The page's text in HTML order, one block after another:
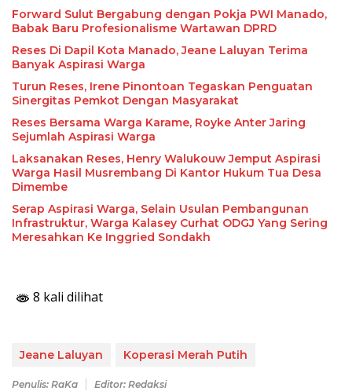
Forward Sulut Bergabung dengan Pokja PWI Manado,
Babak Baru Profesionalisme Wartawan DPRD
Reses Di Dapil Kota Manado, Jeane Laluyan Terima
Banyak Aspirasi Warga
Turun Reses, Irene Pinontoan Tegaskan Penguatan
Sinergitas Pemkot Dengan Masyarakat
Reses Bersama Warga Karame, Royke Anter Jaring
Sejumlah Aspirasi Warga
Laksanakan Reses, Henry Walukouw Jemput Aspirasi
Warga Hasil Musrembang Di Kantor Hukum Tua Desa
Dimembe
Serap Aspirasi Warga, Selain Usulan Pembangunan
Infrastruktur, Warga Kalasey Curhat ODGJ Yang Sering
Meresahkan Ke Inggried Sondakh
8 kali dilihat
Jeane Laluyan Koperasi Merah Putih
Penulis: RaKa Editor: Redaksi